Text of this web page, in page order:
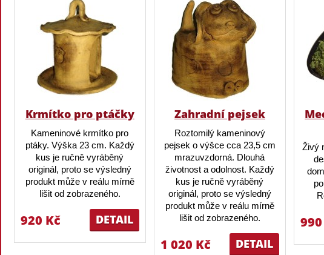
Krmítko pro ptáčky
Kameninové krmítko pro
ptáky. Výška 23 cm. Každý
kus je ručně vyráběný
originál, proto se výsledný
produkt může v reálu mírně
lišit od zobrazeného.
DETAIL
920 Kč
Zahradní pejsek
Roztomilý kameninový
pejsek o výšce cca 23,5 cm
mrazuvzdorná. Dlouhá
životnost a odolnost. Každý
kus je ručně vyráběný
originál, proto se výsledný
produkt může v reálu mírně
lišit od zobrazeného.
DETAIL
1 020 Kč
Živý